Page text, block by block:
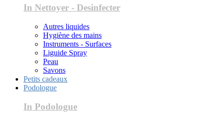
In Nettoyer - Desinfecter
Autres liquides
Hygiène des mains
Instruments - Surfaces
Liguide Spray
Peau
Savons
Petits cadeaux
Podologue
In Podologue